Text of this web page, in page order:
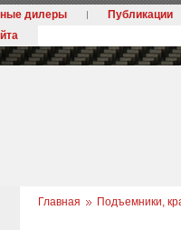
дилеры
Публикации
Главная Подъемники,